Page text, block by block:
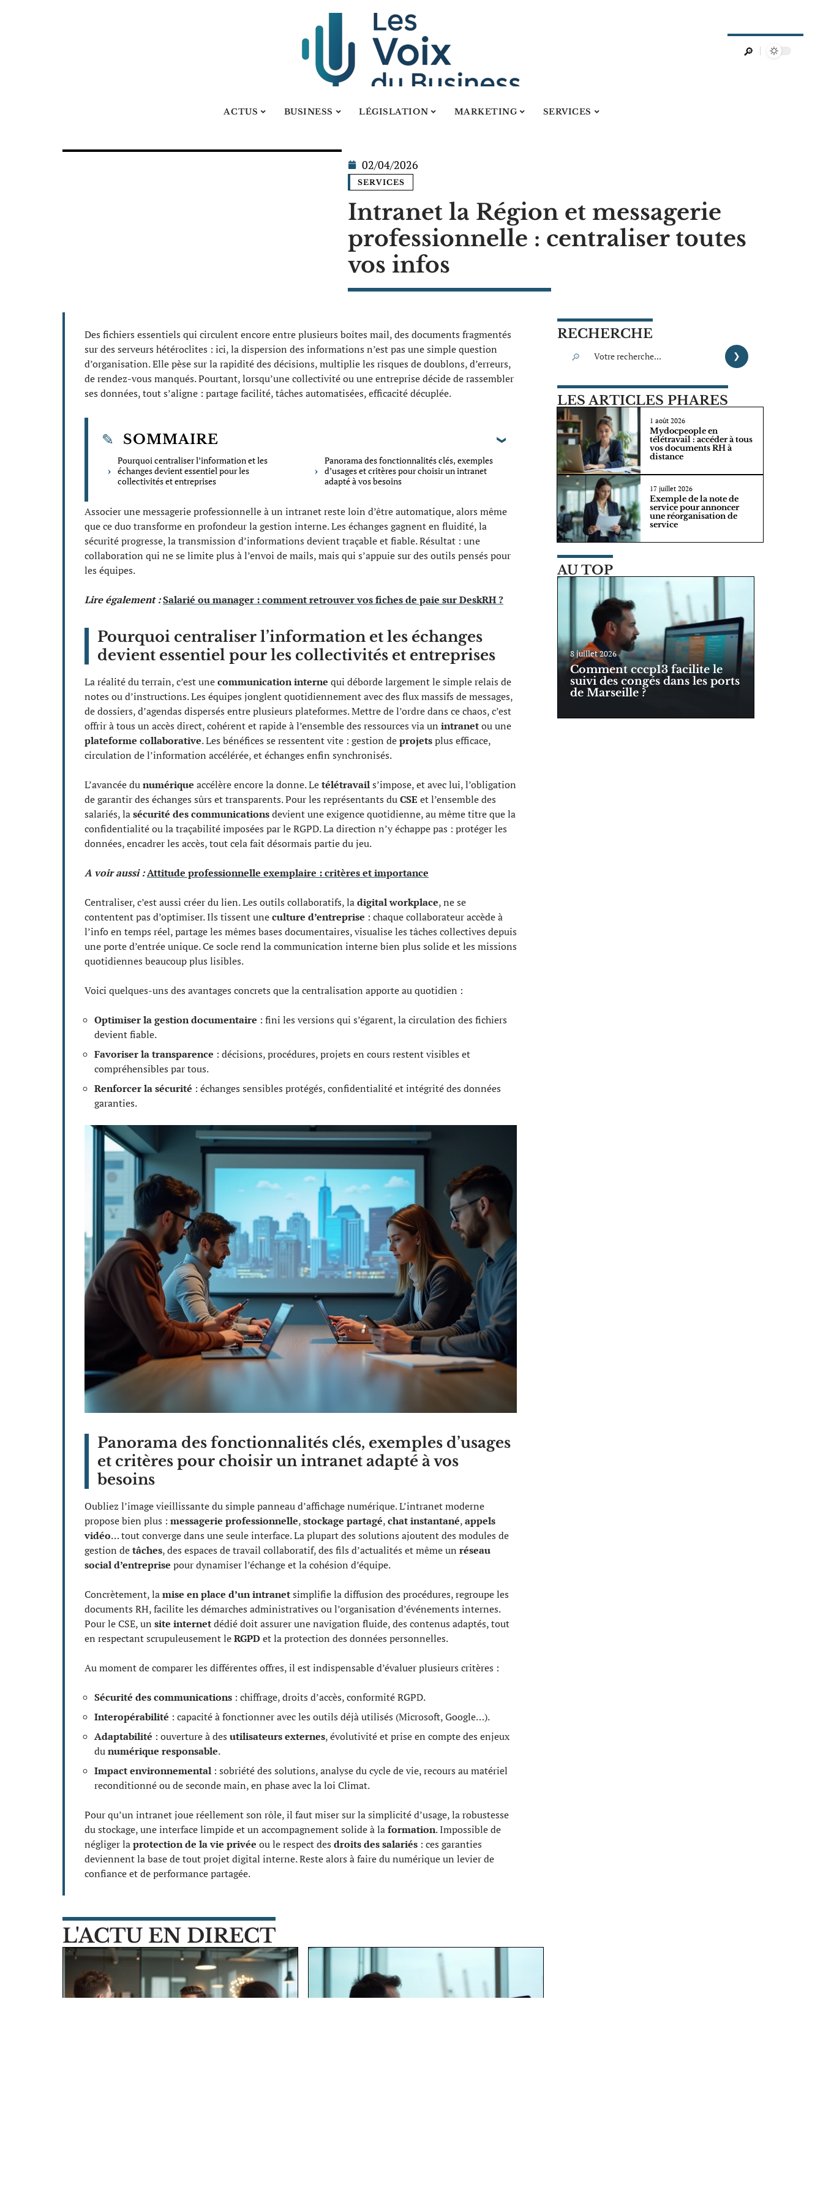
ACTUS BUSINESS LÉGISLATION MARKETING SERVICES
02/04/2026
SERVICES
Intranet la Région et messagerie
professionnelle : centraliser toutes
vos infos
Des fichiers essentiels qui circulent encore entre plusieurs boîtes mail, des documents fragmentés
sur des serveurs hétéroclites : ici, la dispersion des informations n’est pas une simple question
d’organisation. Elle pèse sur la rapidité des décisions, multiplie les risques de doublons, d’erreurs,
de rendez-vous manqués. Pourtant, lorsqu’une collectivité ou une entreprise décide de rassembler
ses données, tout s’aligne : partage facilité, tâches automatisées, efficacité décuplée.
SOMMAIRE
Pourquoi centraliser l’information et les
échanges devient essentiel pour les
collectivités et entreprises
Panorama des fonctionnalités clés, exemples
d’usages et critères pour choisir un intranet
adapté à vos besoins
Associer une messagerie professionnelle à un intranet reste loin d’être automatique, alors même
que ce duo transforme en profondeur la gestion interne. Les échanges gagnent en fluidité, la
sécurité progresse, la transmission d’informations devient traçable et fiable. Résultat : une
collaboration qui ne se limite plus à l’envoi de mails, mais qui s’appuie sur des outils pensés pour
les équipes.
Lire également :Salarié ou manager : comment retrouver vos fiches de paie sur DeskRH ?
Pourquoi centraliser l’information et les échanges
devient essentiel pour les collectivités et entreprises
La réalité du terrain, c’est unecommunication interne qui déborde largement le simple relais de
notes ou d’instructions. Les équipes jonglent quotidiennement avec des flux massifs de messages,
de dossiers, d’agendas dispersés entre plusieurs plateformes. Mettre de l’ordre dans ce chaos, c’est
offrir à tous un accès direct, cohérent et rapide à l’ensemble des ressources via un intranetou une
plateforme collaborative. Les bénéfices se ressentent vite : gestion deprojetsplus efficace,
circulation de l’information accélérée, et échanges enfin synchronisés.
L’avancée dunumérique accélère encore la donne. Letélétravails’impose, et avec lui, l’obligation
de garantir des échanges sûrs et transparents. Pour les représentants duCSE et l’ensemble des
salariés, lasécurité des communicationsdevient une exigence quotidienne, au même titre que la
confidentialité ou la traçabilité imposées par le RGPD. La direction n’y échappe pas : protéger les
données, encadrer les accès, tout cela fait désormais partie du jeu.
A voir aussi :Attitude professionnelle exemplaire : critères et importance
Centraliser, c’est aussi créer du lien. Les outils collaboratifs, ladigital workplace, ne se
contentent pas d’optimiser. Ils tissent uneculture d’entreprise : chaque collaborateur accède à
l’info en temps réel, partage les mêmes bases documentaires, visualise les tâches collectives depuis
une porte d’entrée unique. Ce socle rend la communication interne bien plus solide et les missions
quotidiennes beaucoup plus lisibles.
Voici quelques-uns des avantages concrets que la centralisation apporte au quotidien :
Optimiser la gestion documentaire : fini les versions qui s’égarent, la circulation des fichiers
devient fiable.
Favoriser la transparence : décisions, procédures, projets en cours restent visibles et
compréhensibles par tous.
Renforcer la sécurité : échanges sensibles protégés, confidentialité et intégrité des données
garanties.
Panorama des fonctionnalités clés, exemples d’usages
et critères pour choisir un intranet adapté à vos
besoins
Oubliez l’image vieillissante du simple panneau d’affichage numérique. L’intranet moderne
propose bien plus : messagerie professionnelle,stockage partagé,chat instantané,appels
vidéo… tout converge dans une seule interface. La plupart des solutions ajoutent des modules de
gestion detâches, des espaces de travail collaboratif, des fils d’actualités et même un réseau
social d’entreprise pour dynamiser l’échange et la cohésion d’équipe.
Concrètement, lamise en place d’un intranetsimplifie la diffusion des procédures, regroupe les
documents RH, facilite les démarches administratives ou l’organisation d’événements internes.
Pour le CSE, un site internetdédié doit assurer une navigation fluide, des contenus adaptés, tout
en respectant scrupuleusement leRGPDet la protection des données personnelles.
Au moment de comparer les différentes offres, il est indispensable d’évaluer plusieurs critères :
Sécurité des communications : chiffrage, droits d’accès, conformité RGPD.
Interopérabilité : capacité à fonctionner avec les outils déjà utilisés (Microsoft, Google…).
Adaptabilité : ouverture à des utilisateurs externes, évolutivité et prise en compte des enjeux
dunumérique responsable.
Impact environnemental : sobriété des solutions, analyse du cycle de vie, recours au matériel
reconditionné ou de seconde main, en phase avec la loi Climat.
Pour qu’un intranet joue réellement son rôle, il faut miser sur la simplicité d’usage, la robustesse
du stockage, une interface limpide et un accompagnement solide à laformation. Impossible de
négliger laprotection de la vie privée ou le respect des droits des salariés : ces garanties
deviennent la base de tout projet digital interne. Reste alors à faire du numérique un levier de
confiance et de performance partagée.
L'ACTU EN DIRECT
RECHERCHE
LES ARTICLES PHARES
1 août 2026
Mydocpeople en
télétravail : accéder à tous
vos documents RH à
distance
17 juillet 2026
Exemple de la note de
service pour annoncer
une réorganisation de
service
AU TOP
8 juillet 2026
Comment cccp13 facilite le
suivi des congés dans les ports
de Marseille ?